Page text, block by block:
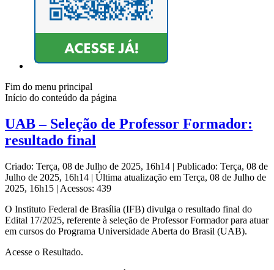
Fim do menu principal
Início do conteúdo da página
UAB – Seleção de Professor Formador:
resultado final
Criado: Terça, 08 de Julho de 2025, 16h14 | Publicado: Terça, 08 de
Julho de 2025, 16h14 | Última atualização em Terça, 08 de Julho de
2025, 16h15 | Acessos: 439
O Instituto Federal de Brasília (IFB) divulga o resultado final do
Edital 17/2025, referente à seleção de Professor Formador para atuar
em cursos do Programa Universidade Aberta do Brasil (UAB).
Acesse o Resultado.